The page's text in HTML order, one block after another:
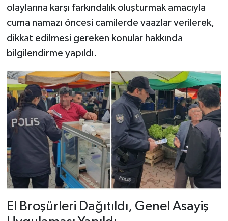
olaylarına karşı farkındalık oluşturmak amacıyla
cuma namazı öncesi camilerde vaazlar verilerek,
dikkat edilmesi gereken konular hakkında
bilgilendirme yapıldı.
El Broşürleri Dağıtıldı, Genel Asayiş
Tosya Haberleri
Karadeniz Haberleri
Teknoloji Haberleri
Siyaset Haberleri
Dünya Haberleri
Yerel Haberler
Haber Arşivi